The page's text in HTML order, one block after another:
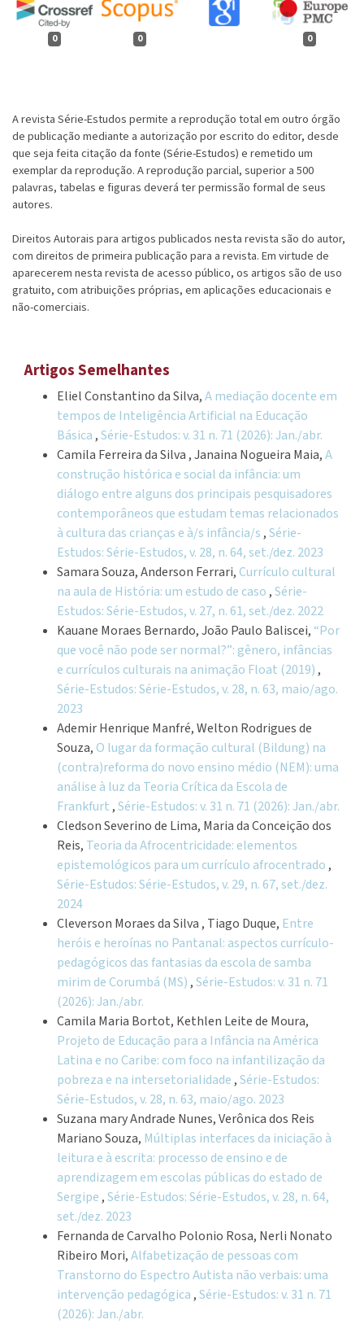
0 0 0
A revista Série-Estudos permite a reprodução total em outro órgão
de publicação mediante a autorização por escrito do editor, desde
que seja feita citação da fonte (Série-Estudos) e remetido um
exemplar da reprodução. A reprodução parcial, superior a 500
palavras, tabelas e figuras deverá ter permissão formal de seus
autores.
Direitos Autorais para artigos publicados nesta revista são do autor,
com direitos de primeira publicação para a revista. Em virtude de
aparecerem nesta revista de acesso público, os artigos são de uso
gratuito, com atribuições próprias, em aplicações educacionais e
não-comerciais.
Artigos Semelhantes
Eliel Constantino da Silva,A mediação docente em
tempos de Inteligência Artificial na Educação
Básica ,Série-Estudos: v. 31 n. 71 (2026): Jan./abr.
Camila Ferreira da Silva , Janaina Nogueira Maia,A
construção histórica e social da infância: um
diálogo entre alguns dos principais pesquisadores
contemporâneos que estudam temas relacionados
à cultura das crianças e à/s infância/s ,Série-
Estudos: Série-Estudos, v. 28, n. 64, set./dez. 2023
Samara Souza, Anderson Ferrari, Currículo cultural
na aula de História: um estudo de caso ,Série-
Estudos: Série-Estudos, v. 27, n. 61, set./dez. 2022
Kauane Moraes Bernardo, João Paulo Baliscei, “Por
que você não pode ser normal?”: gênero, infâncias
e currículos culturais na animação Float (2019) ,
Série-Estudos: Série-Estudos, v. 28, n. 63, maio/ago.
2023
Ademir Henrique Manfré, Welton Rodrigues de
Souza, O lugar da formação cultural (Bildung) na
(contra)reforma do novo ensino médio (NEM): uma
análise à luz da Teoria Crítica da Escola de
Frankfurt ,Série-Estudos: v. 31 n. 71 (2026): Jan./abr.
Cledson Severino de Lima, Maria da Conceição dos
Reis, Teoria da Afrocentricidade: elementos
epistemológicos para um currículo afrocentrado ,
Série-Estudos: Série-Estudos, v. 29, n. 67, set./dez.
2024
Cleverson Moraes da Silva , Tiago Duque, Entre
heróis e heroínas no Pantanal: aspectos currículo-
pedagógicos das fantasias da escola de samba
mirim de Corumbá (MS) ,Série-Estudos: v. 31 n. 71
(2026): Jan./abr.
Camila Maria Bortot, Kethlen Leite de Moura,
Projeto de Educação para a Infância na América
Latina e no Caribe: com foco na infantilização da
pobreza e na intersetorialidade ,Série-Estudos:
Série-Estudos, v. 28, n. 63, maio/ago. 2023
Suzana mary Andrade Nunes, Verônica dos Reis
Mariano Souza, Múltiplas interfaces da iniciação à
leitura e à escrita: processo de ensino e de
aprendizagem em escolas públicas do estado de
Sergipe ,Série-Estudos: Série-Estudos, v. 28, n. 64,
set./dez. 2023
Fernanda de Carvalho Polonio Rosa, Nerli Nonato
Ribeiro Mori,Alfabetização de pessoas com
Transtorno do Espectro Autista não verbais: uma
intervenção pedagógica ,Série-Estudos: v. 31 n. 71
(2026): Jan./abr.